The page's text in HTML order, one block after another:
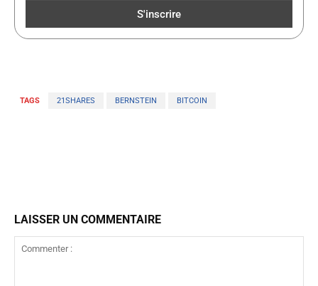
TAGS 21SHARES BERNSTEIN BITCOIN
LAISSER UN COMMENTAIRE